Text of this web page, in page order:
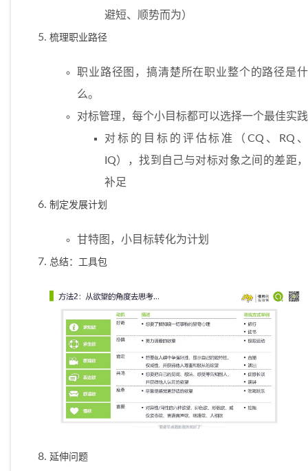
避短、顺势而为）
梳理职业路径
职业路径图，搞清楚所在职业整个的路径是什
么。
对标管理，每个小目标都可以选择一个最佳实践
对标的目标的评估标准（CQ、RQ、
IQ），找到自己与对标对象之间的差距，
补足
制定发展计划
甘特图，小目标转化为计划
总结：工具包
延伸问题